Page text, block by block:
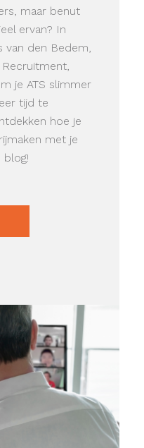
maar benut
ervan? In
den Bedem,
je ATS slimmer
tijd te
hoe je
met je
blog!